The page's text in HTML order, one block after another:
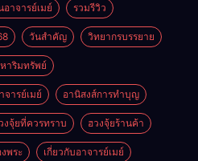
อาจารย์เมย์ รวมรีวิว
วันสำคัญ วิทยากรบรรยาย
าริมทรัพย์
จารย์เมย์ อานิสงส์การทำบุญ
งจุ้ยที่ควรทราบ ฮวงจุ้ยร้านค้า
พระ เกี่ยวกับอาจารย์เมย์